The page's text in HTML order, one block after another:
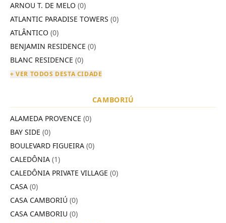
ARNOU T. DE MELO (0)
ATLANTIC PARADISE TOWERS (0)
ATLÂNTICO (0)
BENJAMIN RESIDENCE (0)
BLANC RESIDENCE (0)
+ VER TODOS DESTA CIDADE
CAMBORIÚ
ALAMEDA PROVENCE (0)
BAY SIDE (0)
BOULEVARD FIGUEIRA (0)
CALEDÔNIA (1)
CALEDÔNIA PRIVATE VILLAGE (0)
CASA (0)
CASA CAMBORIÚ (0)
CASA CAMBORIU (0)